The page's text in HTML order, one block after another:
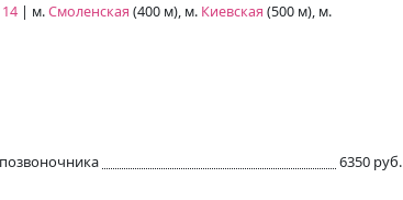
| м.Смоленская (400 м), м. Киевская (500 м), м.
6350 руб.